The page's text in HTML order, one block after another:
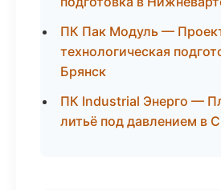
ПК Пак Модуль —
технологическая
Брянск
ПК Industrial Энерго —
литьё под давлением в